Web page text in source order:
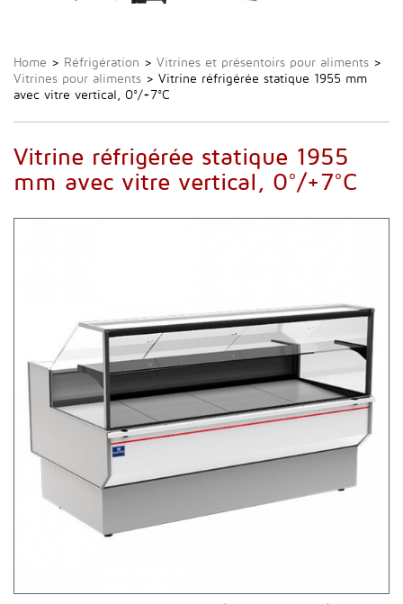
Home > Réfrigération > Vitrines et présentoirs pour aliments >
Vitrines pour aliments > Vitrine réfrigérée statique 1955 mm
avec vitre vertical, 0°/+7°C
Vitrine réfrigérée statique 1955
mm avec vitre vertical, 0°/+7°C